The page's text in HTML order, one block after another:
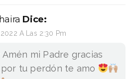
Dice:
A Las 2:30 Pm
Amén mi Padre gracias
tu perdón te amo